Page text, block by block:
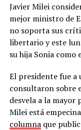
Javier Milei
mejor ministro de
no soporta sus
libertario y este
su hija Sonia como
El presidente fue a
consultaron sobre
desvela a la mayor
Milei está
columnaque